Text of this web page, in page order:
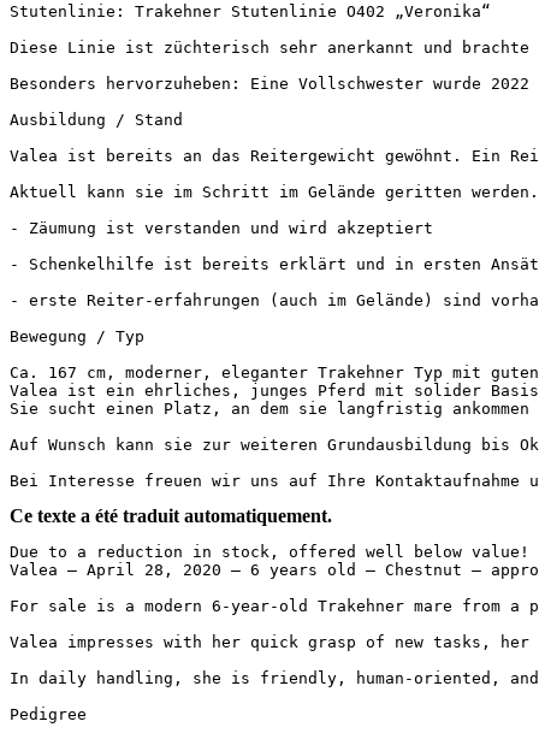
Stutenlinie: Trakehner Stutenlinie O402 „Veronika“
Diese Linie ist züchterisch sehr anerkannt und brachte
Besonders hervorzuheben: Eine Vollschwester wurde
Ausbildung / Stand
Valea ist bereits an das Reitergewicht gewöhnt. Ein
Aktuell kann sie im Schritt im Gelände geritten
- Zäumung ist verstanden und wird akzeptiert
- Schenkelhilfe ist bereits erklärt und in ersten
- erste Reiter-erfahrungen (auch im Gelände) sind
Bewegung / Typ
Ca. 167 cm, moderner, eleganter Trakehner Typ mit
Valea ist ein ehrliches, junges Pferd mit solider Basis,
Sie sucht einen Platz, an dem sie langfristig ankommen
Auf Wunsch kann sie zur weiteren Grundausbildung bis
Bei Interesse freuen wir uns auf Ihre
Ce texte a été traduit automatiquement.
Due to a reduction in stock, offered well below
Valea – April 28, 2020 – 6 years old – Chestnut –
For sale is a modern 6-year-old Trakehner mare from
Valea impresses with her quick grasp of new tasks,
In daily handling, she is friendly, human-oriented,
Pedigree